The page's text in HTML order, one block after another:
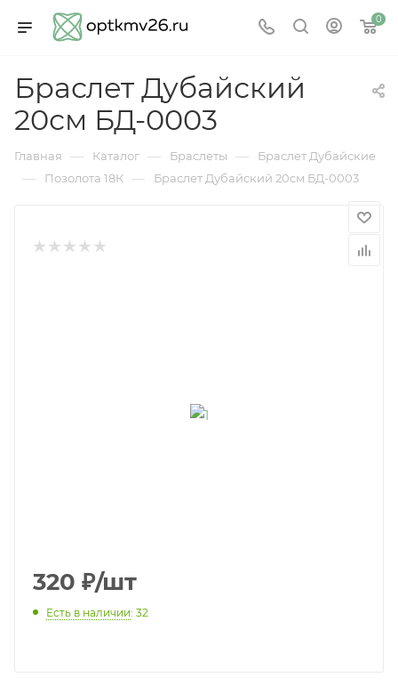
0
Браслет Дубайский
20см БД-0003
Главная — Каталог — Браслеты — Браслет Дубайские
— Позолота 18К — Браслет Дубайский 20см БД-0003
320 ₽/шт
Есть в наличии: 32